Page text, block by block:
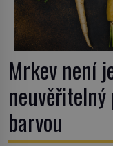
Mrkev není
barvou